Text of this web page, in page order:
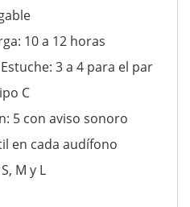
10 a 12 horas
3 a 4 para el par
C
5 con aviso sonoro
en cada audífono
M y L